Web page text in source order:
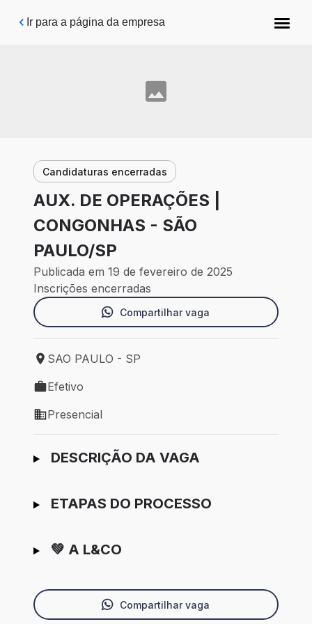
Pular para o conteúdo principal
Ir para a página da empresa
Candidaturas encerradas
AUX. DE OPERAÇÕES |
CONGONHAS - SÃO
PAULO/SP
Publicada em 19 de fevereiro de 2025
Inscrições encerradas
Compartilhar vaga
Local de trabalho: SAO PAULO - SP
SAO PAULO - SP
Tipo de vaga: Efetivo
Efetivo
Modelo de trabalho: Presencial
Presencial
Ir para candidatura
DESCRIÇÃO DA VAGA
ETAPAS DO PROCESSO
💚 A L&CO
Compartilhar vaga